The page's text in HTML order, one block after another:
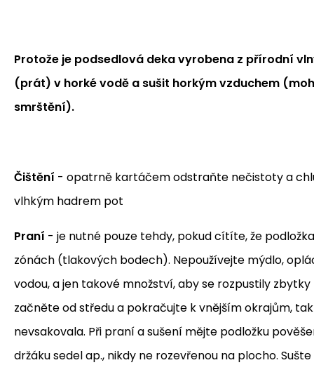
Protože je podsedlová deka vyrobena z přírodní
(prát) v horké vodě a sušit horkým vzduchem
smrštění).
Čištění - opatrně kartáčem odstraňte nečistoty a
vlhkým hadrem pot
Praní - je nutné pouze tehdy, pokud cítíte, že
zónách (tlakových bodech). Nepoužívejte mýdlo,
vodou, a jen takové množství, aby se rozpustily
začněte od středu a pokračujte k vnějším okrajům,
nevsakovala. Při praní a sušení mějte podložku
držáku sedel ap., nikdy ne rozevřenou na plocho.